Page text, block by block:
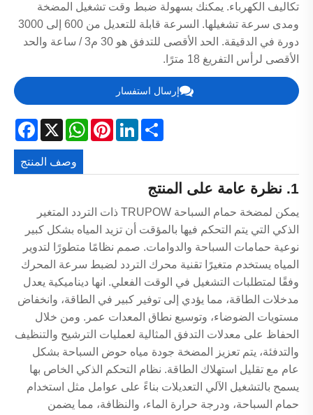
تكاليف الكهرباء. يمكنك بسهولة ضبط وقت تشغيل المضخة
ومدى سرعة تشغيلها. السرعة قابلة للتعديل من 600 إلى 3000
دورة في الدقيقة. الحد الأقصى للتدفق هو 30 م3 / ساعة والحد
الأقصى لرأس التفريغ 18 مترًا.
إرسال استفسار
X
WhatsAppPinterestLinkedInShare
وصف المنتج
1. نظرة عامة على المنتج
يمكن لمضخة حمام السباحة TRUPOW ذات التردد المتغير
الذكي التي يتم التحكم فيها بالمؤقت أن تزيد المياه بشكل كبير
نوعية حمامات السباحة والدوامات. صمم نظامًا متطورًا لتدوير
المياه يستخدم متغيرًا تقنية محرك التردد لضبط سرعة المحرك
وفقًا لمتطلبات التشغيل في الوقت الفعلي. انها ديناميكية يعدل
مدخلات الطاقة، مما يؤدي إلى توفير كبير في الطاقة، وانخفاض
مستويات الضوضاء، وتوسيع نطاق المعدات عمر. ومن خلال
الحفاظ على معدلات التدفق المثالية لعمليات الترشيح والتنظيف
والتدفئة، يتم تعزيز المضخة جودة مياه حوض السباحة بشكل
عام مع تقليل استهلاك الطاقة. نظام التحكم الذكي الخاص بها
يسمح بالتشغيل الآلي التعديلات بناءً على عوامل مثل استخدام
حمام السباحة، ودرجة حرارة الماء، والنظافة، مما يضمن